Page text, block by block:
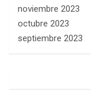
noviembre 2023
octubre 2023
septiembre 2023